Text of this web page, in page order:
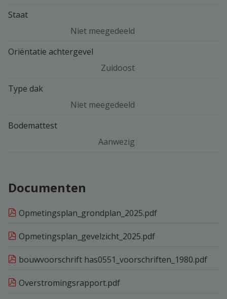
Staat
Niet meegedeeld
Oriëntatie achtergevel
Zuidoost
Type dak
Niet meegedeeld
Bodemattest
Aanwezig
Documenten
Opmetingsplan_grondplan_2025.pdf
Opmetingsplan_gevelzicht_2025.pdf
bouwvoorschrift has0551_voorschriften_1980.pdf
Overstromingsrapport.pdf